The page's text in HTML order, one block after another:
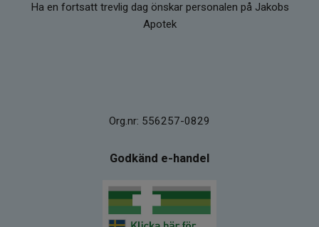
Ha en fortsatt trevlig dag önskar personalen på Jakobs
Apotek
Org.nr: 556257-0829
Godkänd e-handel